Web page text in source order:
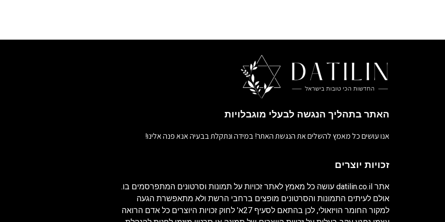
האתר בתהליך הנגשה לבעלי מוגבלויות
אנו עושים כל מאמץ להשלים את הנגשת האתר! במידה ונתקלת בבעיה אנא פנה אלינו!
זכויות יוצרים
אתר datilin.co.il עושה כל מאמץ לאתר זכויות על תמונות וסרטונים המתפרסמים בו.
אולם לעיתים התמונות והסרטונים מופצים ברחבי הרשת ולא מתאפשרת הגעה
למקור החומר הויזאולי, לכן בהתאם לסעיף 27א' לחוק זכויות היוצרים כל אדם הרואה